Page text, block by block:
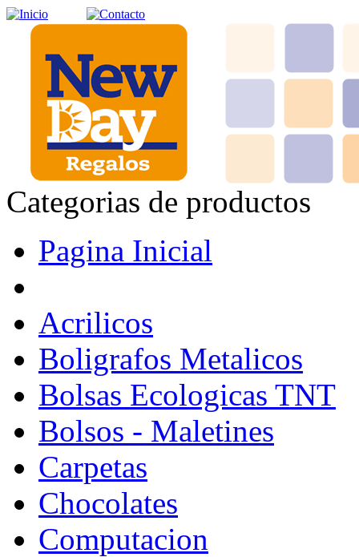
Categorias de productos
Pagina Inicial
Acrilicos
Boligrafos Metalicos
Bolsas Ecologicas TNT
Bolsos - Maletines
Carpetas
Chocolates
Computacion